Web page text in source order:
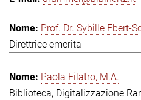
Prof. Dr. Sybille Ebert-
Direttrice emerita
Paola Filatro, M.A.
Biblioteca, Digitalizzazione